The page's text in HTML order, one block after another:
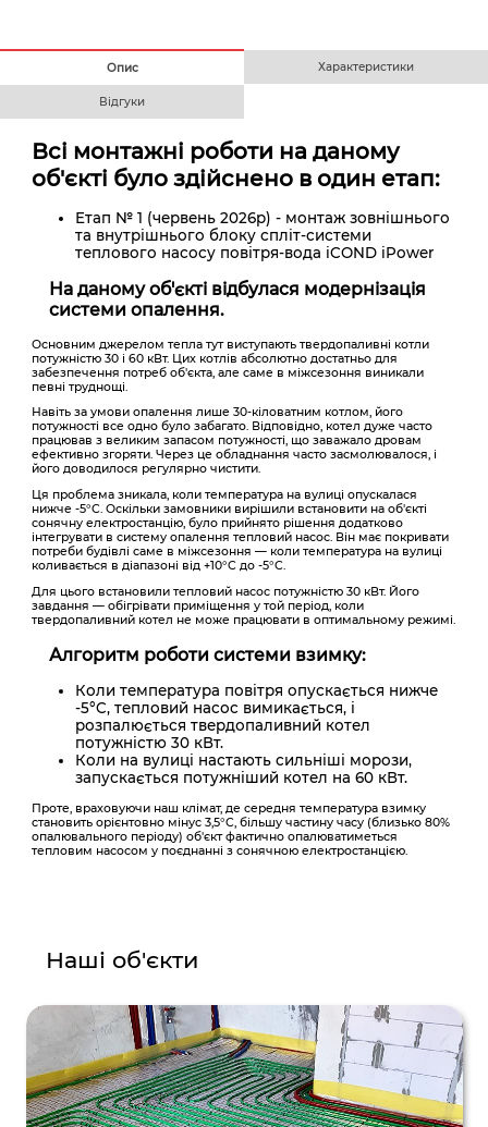
Опис Характеристики
Відгуки
Всі монтажні роботи на даному
об'єкті було здійснено в один етап:
Етап № 1 (червень 2026р) - монтаж зовнішнього
та внутрішнього блоку спліт-системи
теплового насосу повітря-вода iCOND iPower
На даному об'єкті відбулася модернізація
системи опалення.
Основним джерелом тепла тут виступають твердопаливні котли
потужністю 30 і 60 кВт. Цих котлів абсолютно достатньо для
забезпечення потреб об'єкта, але саме в міжсезоння виникали
певні труднощі.
Навіть за умови опалення лише 30-кіловатним котлом, його
потужності все одно було забагато. Відповідно, котел дуже часто
працював з великим запасом потужності, що заважало дровам
ефективно згоряти. Через це обладнання часто засмолювалося, і
його доводилося регулярно чистити.
Ця проблема зникала, коли температура на вулиці опускалася
нижче -5°C. Оскільки замовники вирішили встановити на об'єкті
сонячну електростанцію, було прийнято рішення додатково
інтегрувати в систему опалення тепловий насос. Він має покривати
потреби будівлі саме в міжсезоння — коли температура на вулиці
коливається в діапазоні від +10°C до -5°C.
Для цього встановили тепловий насос потужністю 30 кВт. Його
завдання — обігрівати приміщення у той період, коли
твердопаливний котел не може працювати в оптимальному режимі.
Алгоритм роботи системи взимку:
Коли температура повітря опускається нижче
-5°C, тепловий насос вимикається, і
розпалюється твердопаливний котел
потужністю 30 кВт.
Коли на вулиці настають сильніші морози,
запускається потужніший котел на 60 кВт.
Проте, враховуючи наш клімат, де середня температура взимку
становить орієнтовно мінус 3,5°C, більшу частину часу (близько 80%
опалювального періоду) об'єкт фактично опалюватиметься
тепловим насосом у поєднанні з сонячною електростанцією.
Наші об'єкти